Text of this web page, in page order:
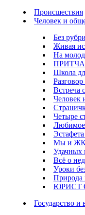
Происшествия
Человек и
Без
Живая
На
ПРИТЧА
Школа
Встреча
Человек
Четыре
Любимое
Мы и
Удачных
Всё о
Уроки
ЮРИСТ
Государство и